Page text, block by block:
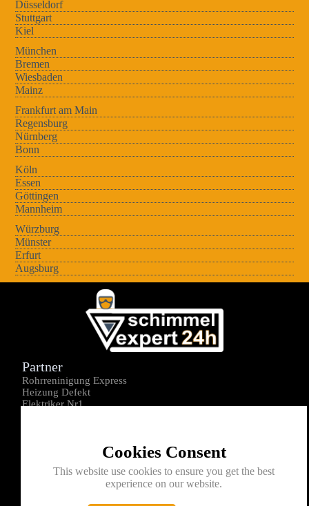
Düsseldorf
Stuttgart
Kiel
München
Bremen
Wiesbaden
Mainz
Frankfurt am Main
Regensburg
Nürnberg
Bonn
Köln
Essen
Göttingen
Mannheim
Würzburg
Münster
Erfurt
Augsburg
Cookies Consent
This website use cookies to ensure you get the best
experience on our website.
Partner
Rohrreninigung Express
Heizung Defekt
Elektriker Nr1
Kontakt